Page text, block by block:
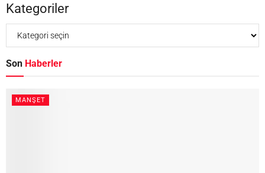
Kategoriler
Son Haberler
MANŞET